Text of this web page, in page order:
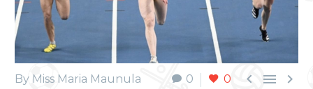
0 0   
By Miss Maria Maunula